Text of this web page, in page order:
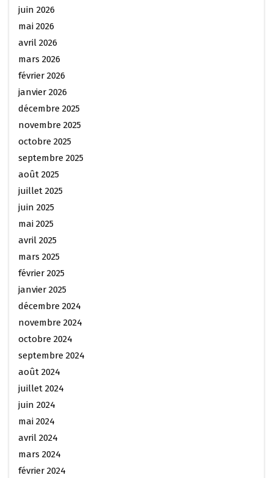
juin 2026
mai 2026
avril 2026
mars 2026
février 2026
janvier 2026
décembre 2025
novembre 2025
octobre 2025
septembre 2025
août 2025
juillet 2025
juin 2025
mai 2025
avril 2025
mars 2025
février 2025
janvier 2025
décembre 2024
novembre 2024
octobre 2024
septembre 2024
août 2024
juillet 2024
juin 2024
mai 2024
avril 2024
mars 2024
février 2024